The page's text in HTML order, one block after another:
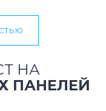
НА
ПАНЕЛЕЙ